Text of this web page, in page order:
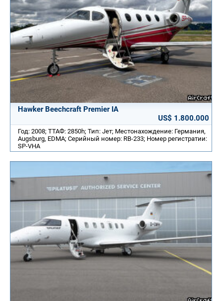
Hawker Beechcraft Premier IA
US$ 1.800.000
Год: 2008; ТТАФ: 2850h; Тип: Jет; Местонахождение: Германия,
Augsburg, EDMA; Серийный номер: RB-233; Номер регистратии:
SP-VHA